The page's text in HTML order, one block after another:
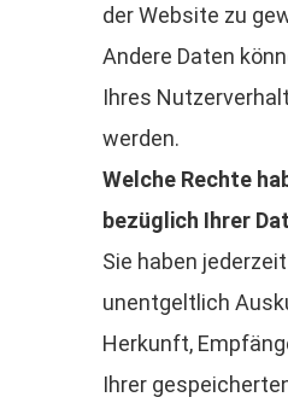
der Website zu
Andere Daten
Ihres
werden.
Welche Rechte
bezüglich Ihrer
Sie haben
unentgeltlich
Herkunft,
Ihrer